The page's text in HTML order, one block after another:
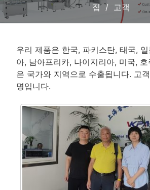
집 고객
우리 제품은 한국, 파키스탄, 태국,
아, 남아프리카, 나이지리아, 미국,
은 국가와 지역으로 수출됩니다. 고
명입니다.